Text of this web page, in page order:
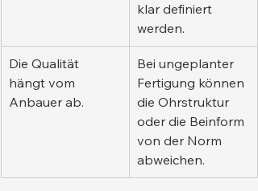
klar definiert
werden.
Die Qualität
hängt vom
Anbauer ab.
Bei ungeplanter
Fertigung können
die Ohrstruktur
oder die Beinform
von der Norm
abweichen.